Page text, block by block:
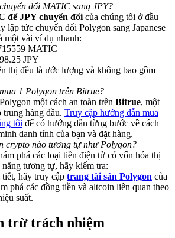
để nhận phần thưởng tiền mặt
BTC to Share 25000 USDT prize pool!
đổi MATIC sang JPY?
để JPY chuyển đổi của chúng tôi ở đầu
lập tức chuyển đổi Polygon sang Japanese
một vài ví dụ nhanh:
MATIC
JPY
thị đều là ước lượng và không bao gồm
1 Polygon trên Bitrue?
một cách an toàn trên Bitrue, một
trung hàng đầu. Truy cập hướng dẫn mua
tôi để có hướng dẫn từng bước về cách
danh tính của bạn và đặt hàng.
crypto nào tương tự như Polygon?
phá các loại tiền điện tử có vốn hóa thị
tương tự, hãy kiểm tra:
hãy truy cập trang tài sản Polygon của
phá các đồng tiền và altcoin liên quan theo
suất.
trừ trách nhiệm